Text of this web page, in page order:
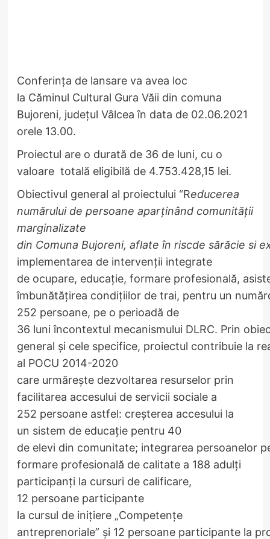
Conferința de lansare va avea loc
la Căminul Cultural Gura Văii din comuna
Bujoreni, județul Vâlcea în data de 02.06.2021
orele 13.00.
Proiectul are o durată de 36 de luni, cu o
valoare totală eligibilă de 4.753.428,15 lei.
Obiectivul general al proiectului “Reducerea
numărului de persoane aparținând comunității
marginalizate
din Comuna Bujoreni, aflate în riscde sărăcie si
implementarea de intervenții integrate
de ocupare, educație, formare profesională,
îmbunătățirea condițiilor de trai, pentru un
252 persoane, pe o perioadă de
36 luni încontextul mecanismului DLRC. Prin
general și cele specifice, proiectul contribuie la
al POCU 2014-2020
care urmărește dezvoltarea resurselor prin
facilitarea accesului de servicii sociale a
252 persoane astfel: creșterea accesului la
un sistem de educație pentru 40
de elevi din comunitate; integrarea persoanelor
formare profesională de calitate a 188 adulți
participanți la cursuri de calificare,
12 persoane participante
la cursul de inițiere „Competențe
antreprenoriale” și 12 persoane participante la